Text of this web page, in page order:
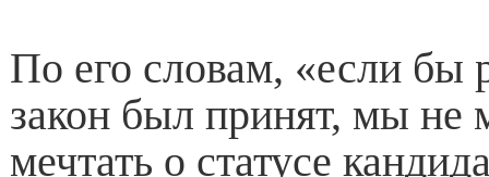
По его словам, «если бы
закон был принят, мы не
мечтать о статусе